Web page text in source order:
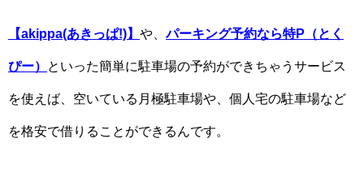
【akippa(あきっぱ!)】 や、パーキング予約なら特P（とく
ぴー） といった簡単に駐車場の予約ができちゃうサービス
を使えば、空いている月極駐車場や、個人宅の駐車場など
を格安で借りることができるんです。